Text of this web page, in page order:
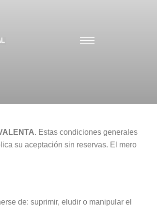
. Estas condiciones generales
su aceptación sin reservas. El mero
de: suprimir, eludir o manipular el